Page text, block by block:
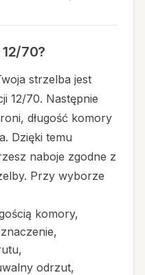
70?
strzelba jest
12/70. Następnie
długość komory
Dzięki temu
naboje zgodne z
Przy wyborze
komory,
odrzut,